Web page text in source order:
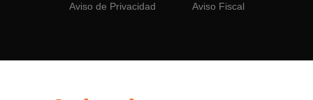
Aviso de Privacidad Aviso Fiscal